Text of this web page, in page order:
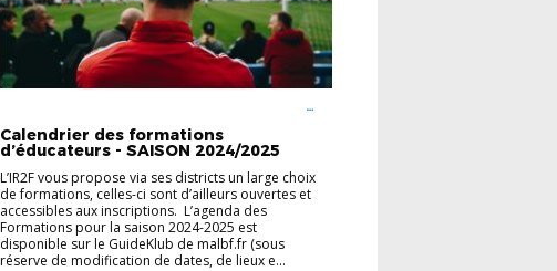
Calendrier des formations
d’éducateurs - SAISON 2024/2025
L’IR2F vous propose via ses districts un large choix
de formations, celles-ci sont d’ailleurs ouvertes et
accessibles aux inscriptions. L’agenda des
Formations pour la saison 2024-2025 est
disponible sur le GuideKlub de malbf.fr (sous
réserve de modification de dates, de lieux e...